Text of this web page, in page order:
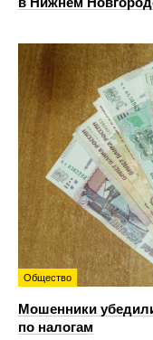
Общество
Мошенники
по налогам